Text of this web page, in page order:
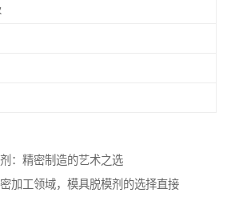
：精密制造的艺术之选
加工领域，模具脱模剂的选择直接